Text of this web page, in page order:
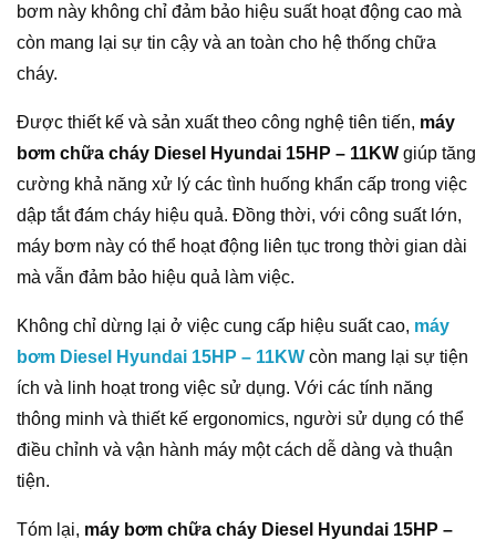
bơm này không chỉ đảm bảo hiệu suất hoạt động cao mà
còn mang lại sự tin cậy và an toàn cho hệ thống chữa
cháy.
Được thiết kế và sản xuất theo công nghệ tiên tiến, máy
bơm chữa cháy Diesel Hyundai 15HP – 11KW giúp tăng
cường khả năng xử lý các tình huống khẩn cấp trong việc
dập tắt đám cháy hiệu quả. Đồng thời, với công suất lớn,
máy bơm này có thể hoạt động liên tục trong thời gian dài
mà vẫn đảm bảo hiệu quả làm việc.
Không chỉ dừng lại ở việc cung cấp hiệu suất cao, máy
bơm Diesel Hyundai 15HP – 11KW còn mang lại sự tiện
ích và linh hoạt trong việc sử dụng. Với các tính năng
thông minh và thiết kế ergonomics, người sử dụng có thể
điều chỉnh và vận hành máy một cách dễ dàng và thuận
tiện.
Tóm lại, máy bơm chữa cháy Diesel Hyundai 15HP –